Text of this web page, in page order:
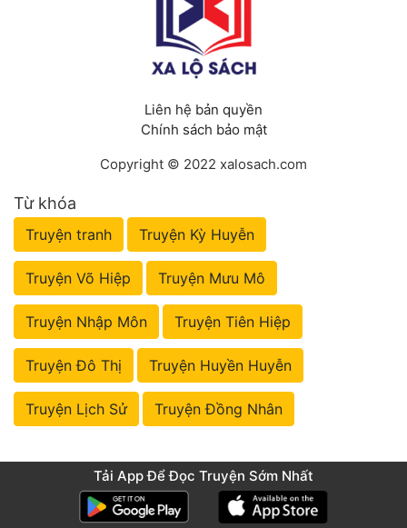
Liên hệ bản quyền
Chính sách bảo mật
Copyright © 2022 xalosach.com
Từ khóa
Truyện tranh Truyện Kỳ Huyễn
Truyện Võ Hiệp Truyện Mưu Mô
Truyện Nhập Môn Truyện Tiên Hiệp
Truyện Đô Thị Truyện Huyền Huyễn
Truyện Lịch Sử Truyện Đồng Nhân
Tải App Để Đọc Truyện Sớm Nhất